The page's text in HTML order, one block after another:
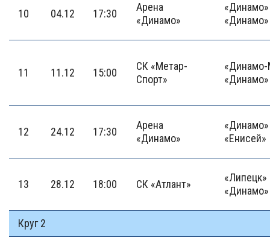
10 04.12 17:30
Арена
«Динамо»
11 11.12 15:00
СК «Метар-
Спорт»
12 24.12 17:30
Арена
«Динамо»
«Енисей»
13 28.12 18:00 СК «Атлант»
«Липецк»
Круг 2